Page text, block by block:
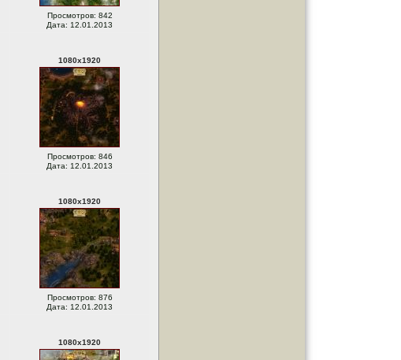
Просмотров: 842
Дата: 12.01.2013
1080x1920
Просмотров: 846
Дата: 12.01.2013
1080x1920
Просмотров: 876
Дата: 12.01.2013
1080x1920